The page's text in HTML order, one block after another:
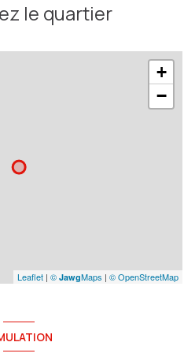
le quartier
+
−
Leaflet | © JawgMaps | © OpenStreetMap